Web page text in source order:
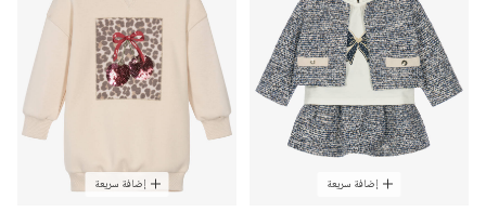
إضافة سريعة إضافة سريعة